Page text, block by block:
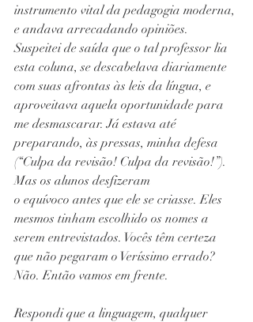
instrumento vital da pedagogia moderna,
e andava arrecadando opiniões.
Suspeitei de saída que o tal professor lia
esta coluna, se descabelava diariamente
com suas afrontas às leis da língua, e
aproveitava aquela oportunidade para
me desmascarar. Já estava até
preparando, às pressas, minha defesa
(“Culpa da revisão! Culpa da revisão!”).
Mas os alunos desfizeram
o equívoco antes que ele se criasse. Eles
mesmos tinham escolhido os nomes a
serem entrevistados. Vocês têm certeza
que não pegaram o Veríssimo errado?
Não. Então vamos em frente.
Respondi que a linguagem, qualquer